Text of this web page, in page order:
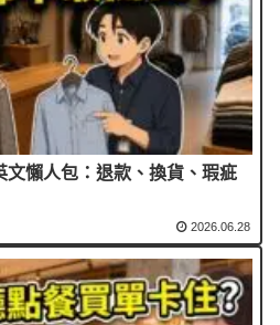
文懶人包：退款、換貨、瑕疵
2026.06.28